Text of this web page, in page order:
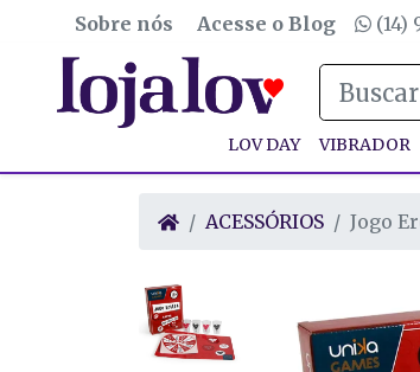
Sobre nós Acesse o Blog (14)
LOV DAY VIBRADOR
ACESSÓRIOS Jogo